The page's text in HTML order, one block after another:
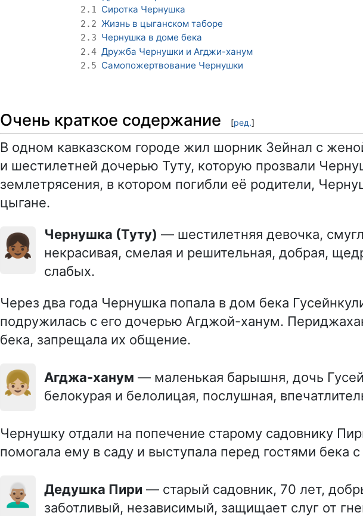
2.1 Сиротка Чернушка
2.2 Жизнь в цыганском таборе
2.3 Чернушка в доме бека
2.4 Дружба Чернушки и Агджи-ханум
2.5 Самопожертвование Чернушки
Очень краткое содержание [ред.]
В одном кавказском городе жил шорник Зейнал с
и шестилетней дочерью Туту, которую прозвали
землетрясения, в котором погибли её родители,
цыгане.
👧🏾 Чернушка (Туту) — шестилетняя девочка,
некрасивая, смелая и решительная, добрая,
слабых.
Через два года Чернушка попала в дом бека
подружилась с его дочерью Агджой-ханум.
бека, запрещала их общение.
👧🏼 Агджа-ханум — маленькая барышня, дочь
белокурая и белолицая, послушная,
Чернушку отдали на попечение старому садовнику
помогала ему в саду и выступала перед гостями бека
👨🏽‍🦳 Дедушка Пири — старый садовник, 70 лет,
заботливый, независимый, защищает слуг от